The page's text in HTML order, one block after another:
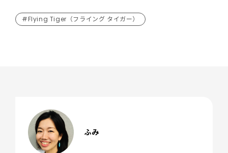
#Flying Tiger（フライング タイガー）
ふみ